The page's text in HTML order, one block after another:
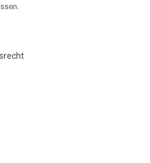
Datenschutz (Disclaimer)